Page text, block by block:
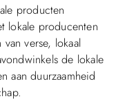
producten
lokale producenten
verse, lokaal
de lokale
aan duurzaamheid